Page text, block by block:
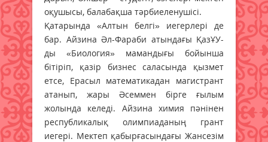
оқушысы, балабақша тәрбиеленушісі.
Қатарында «Алтын белгі» иегерлері де
бар. Айзина Әл-Фараби атындағы ҚазҰУ-
ды «Биология» мамандығы бойынша
бітіріп, қазір бизнес саласында қызмет
етсе, Ерасыл математикадан магистрант
атанып, жары Әсеммен бірге ғылым
жолында келеді. Айзина химия пәнінен
республикалық олимпиаданың грант
иегері. Мектеп қабырғасындағы Жансезім